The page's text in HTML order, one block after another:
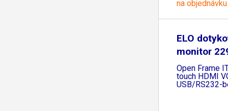
na objednávku
ELO
monitor
LED
Open Frame
touch HDMI
USB/RS232-